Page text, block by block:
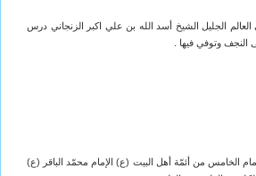
هـ توفي العالم الجليل الشيخ أسد الله بن علي اكبر الزنجاني درس
النجف وتوفي فيها .
الخامس من أئمّة أهل البيت (ع) الإمام محمّد الباقر (ع)